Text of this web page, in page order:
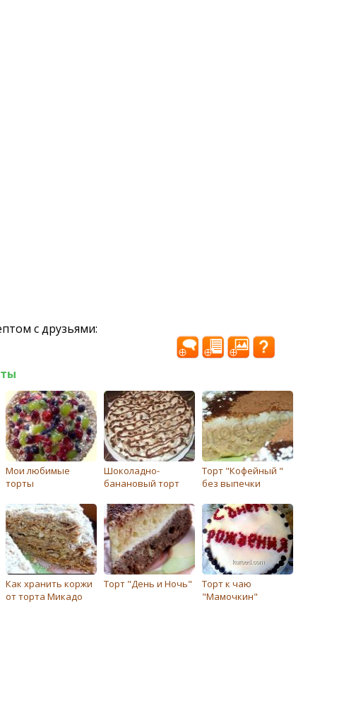
с друзьями:
Мои любимые
торты
Шоколадно-
банановый торт
Торт "Кофейный "
без выпечки
Как хранить коржи
от торта Микадо
Торт "День и Ночь"
Торт к чаю
"Мамочкин"